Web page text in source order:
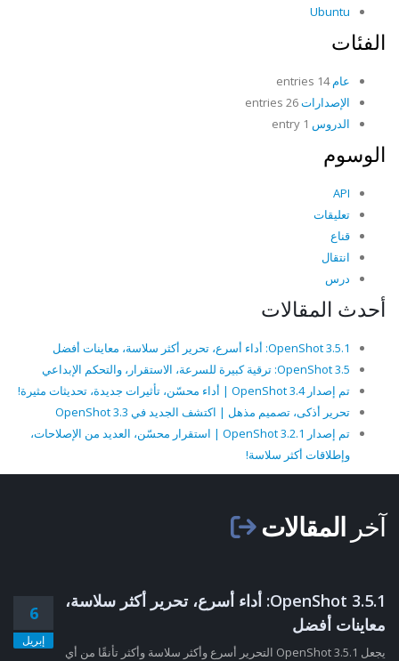
Ubuntu
الفئات
عام14 entries
الإصدارات
الدروس
الوسوم
API
تعليقات
قناع
انتقال
درس
أحدث المقالات
OpenShot 3.5.1: أداء أسرع، تحرير أكثر سلاسة، معاينات أفضل
OpenShot 3.5: ترقية كبيرة للسرعة، الاستقرار، والتحكم الإبداعي
تم إصدار OpenShot 3.4 | أداء محسّن، تأثيرات جديدة، تحديثات مثيرة!
تحرير أذكى، تصميم مذهل | اكتشف الجديد في OpenShot 3.3
تم إصدار OpenShot 3.2.1 | استقرار محسّن، العديد من الإصلاحات،
وإطلاقات أكثر سلاسة!
آخر المقالات
6
إبريل
OpenShot 3.5.1: أداء أسرع، تحرير أكثر سلاسة،
معاينات أفضل
يجعل OpenShot 3.5.1 التحرير أسرع وأكثر سلاسة وأكثر تأنقًا من أي